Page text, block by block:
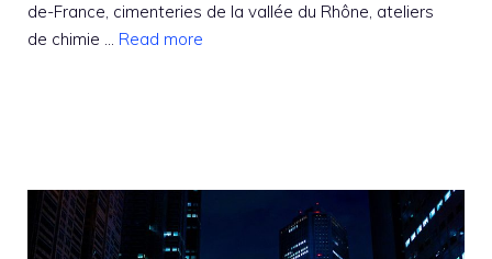
de-France, cimenteries de la vallée du Rhône, ateliers
de chimie ... Read more